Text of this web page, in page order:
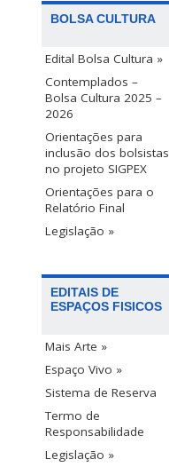
BOLSA CULTURA
Edital Bolsa Cultura »
Contemplados –
Bolsa Cultura 2025 –
2026
Orientações para
inclusão dos bolsistas
no projeto SIGPEX
Orientações para o
Relatório Final
Legislação »
EDITAIS DE
ESPAÇOS FISICOS
Mais Arte »
Espaço Vivo »
Sistema de Reserva
Termo de
Responsabilidade
Legislação »